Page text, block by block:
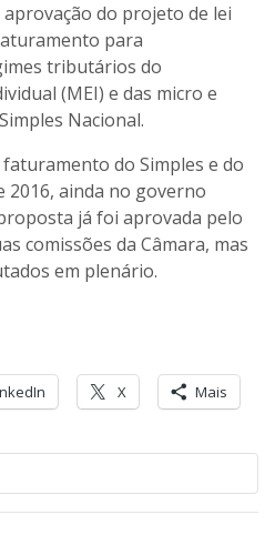
do projeto de lei
para
tributários do
(MEI) e das micro e
Nacional.
do Simples e do
2016, ainda no governo
já foi aprovada pelo
comissões da Câmara, mas
em plenário.
X Mais